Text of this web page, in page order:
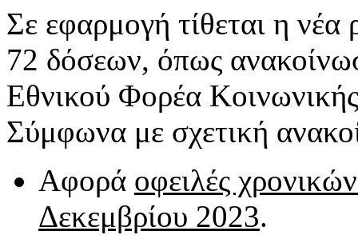
Σε εφαρμογή τίθεται η
72 δόσεων, όπως
Εθνικού Φορέα
Σύμφωνα με σχετική
Αφορά οφειλές
Δεκεμβρίου 2023.